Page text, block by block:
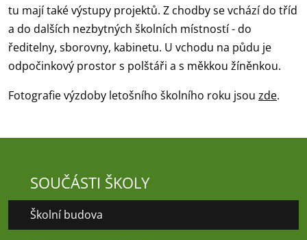
tu mají také výstupy projektů. Z chodby se vchází do tříd
a do dalších nezbytných školních místností - do
ředitelny, sborovny, kabinetu. U vchodu na půdu je
odpočinkový prostor s polštáři a s měkkou žíněnkou.
Fotografie výzdoby letošního školního roku jsou zde.
SOUČÁSTI ŠKOLY
Školní budova